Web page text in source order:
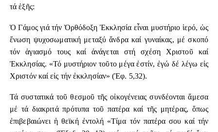
τά ἑξῆς:
Ὁ Γάμος γιά τήν Ὀρθόδοξη Ἐκκλησία εἶναι μυστήριο ἱερό, ὡς
ἕνωση ψυχοσωματική μεταξύ ἄνδρα καί γυναίκας, μέ σκοπό
τόν ἁγιασμό τους καί ἀνάγεται στή σχέση Χριστοῦ καί
Ἐκκλησίας. «Τό μυστήριον τοῦτο μέγα ἐστίν, ἐγώ δέ λέγω εἰς
Χριστόν καί εἰς τήν ἐκκλησίαν» (Ἐφ. 5,32).
Τά συστατικά τοῦ θεσμοῦ τῆς οἰκογένειας συνδέονται ἄμεσα
μέ τά διακριτά πρότυπα τοῦ πατέρα καί τῆς μητέρας, ὅπως
ἐπιβεβαιώνει ἡ θεϊκή ἐντολή «Τίμα τόν πατέρα σου καί τήν